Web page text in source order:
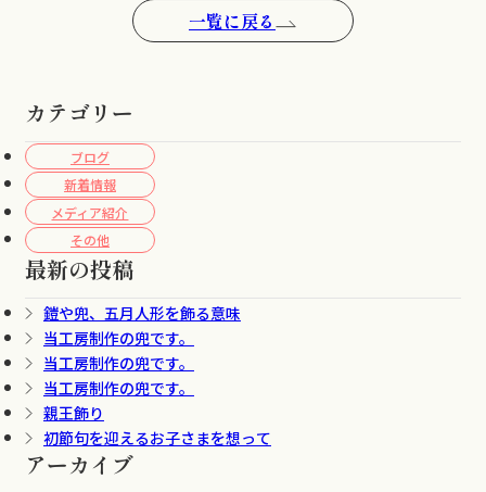
カテゴリー
ブログ
新着情報
メディア紹介
その他
最新の投稿
鎧や兜、五月人形を飾る意味
当工房制作の兜です。
当工房制作の兜です。
当工房制作の兜です。
親王飾り
初節句を迎えるお子さまを想って
アーカイブ
一覧に戻る